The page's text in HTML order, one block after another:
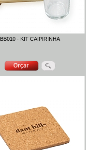
BB010 - KIT CAIPIRINHA